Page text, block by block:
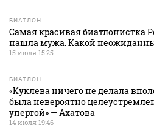
БИАТЛОН
Самая красивая биатлонистка
нашла мужа. Какой
15 июля 15:25
БИАТЛОН
«Куклева ничего не делала
была невероятно
упертой» — Ахатова
14 июля 19:46